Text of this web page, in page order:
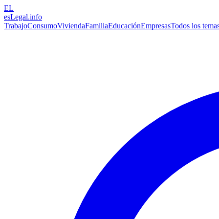
EL
esLegal.info
TrabajoConsumoViviendaFamiliaEducaciónEmpresasTodos los